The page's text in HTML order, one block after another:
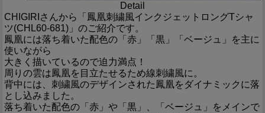
Detail
CHIGIRIさんから「鳳凰刺繍風インクジェットロングTシャ
ツ(CHL60-681)」のご紹介です。
鳳凰には落ち着いた配色の「赤」「黒」「ベージュ」を主に
使いながら
大きく描いているので迫力満点！
周りの雲は鳳凰を目立たせるため線刺繍風に。
背中には、刺繍風のデザインされた鳳凰をダイナミックに落
とし込みました。
落ち着いた配色の「赤」や「黒」、「ベージュ」をメインで